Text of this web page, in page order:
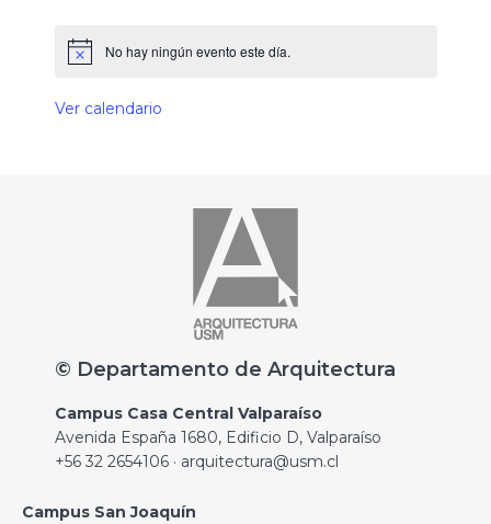
No hay ningún evento este día.
Ver calendario
© Departamento de Arquitectura
Campus Casa Central Valparaíso
Avenida España 1680, Edificio D, Valparaíso
+56 32 2654106 · arquitectura@usm.cl
Campus San Joaquín